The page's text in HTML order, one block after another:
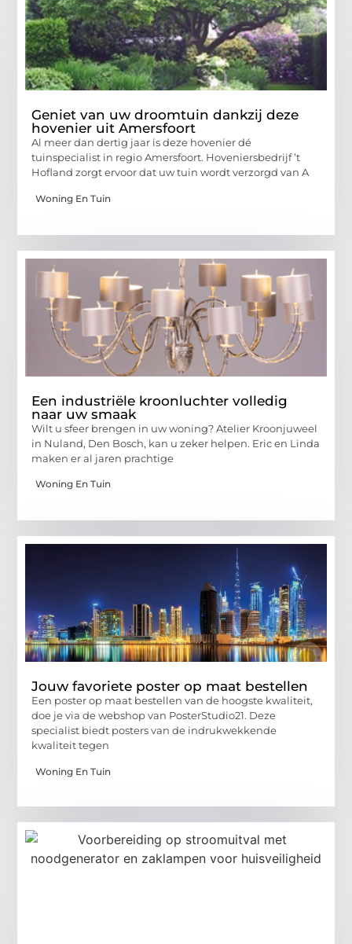
Geniet van uw droomtuin dankzij deze
hovenier uit Amersfoort
Al meer dan dertig jaar is deze hovenier dé
tuinspecialist in regio Amersfoort. Hoveniersbedrijf ’t
Hofland zorgt ervoor dat uw tuin wordt verzorgd van A
Woning En Tuin
Een industriële kroonluchter volledig
naar uw smaak
Wilt u sfeer brengen in uw woning? Atelier Kroonjuweel
in Nuland, Den Bosch, kan u zeker helpen. Eric en Linda
maken er al jaren prachtige
Woning En Tuin
Jouw favoriete poster op maat bestellen
Een poster op maat bestellen van de hoogste kwaliteit,
doe je via de webshop van PosterStudio21. Deze
specialist biedt posters van de indrukwekkende
kwaliteit tegen
Woning En Tuin